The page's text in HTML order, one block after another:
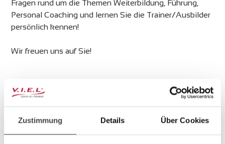
Zustimmung Details Über Cookies
Fragen rund um die Themen Weiterbildung, Führung,
Personal Coaching und lernen Sie die Trainer/Ausbilder
persönlich kennen!
Wir freuen uns auf Sie!